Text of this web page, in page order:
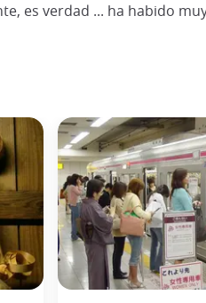
es verdad ... ha habido